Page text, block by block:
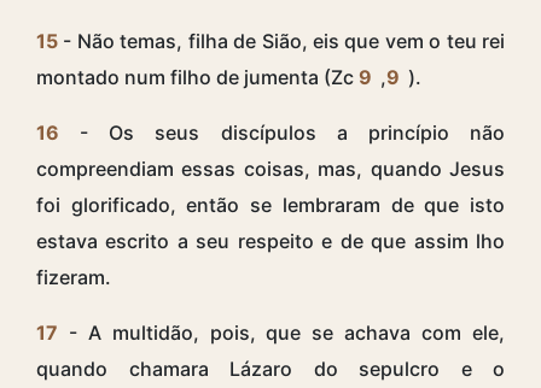
15 - Não temas, filha de Sião, eis que vem o teu rei
montado num filho de jumenta (Zc 9 ,9 ).
16 - Os seus discípulos a princípio não
compreendiam essas coisas, mas, quando Jesus
foi glorificado, então se lembraram de que isto
estava escrito a seu respeito e de que assim lho
fizeram.
17 - A multidão, pois, que se achava com ele,
quando chamara Lázaro do sepulcro e o